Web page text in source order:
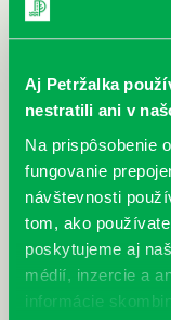
Aj Petržalka
nestratili ani v
Na prispôsobenie
fungovanie
návštevnosti
tom, ako
poskytujeme aj
médií, inzercie a
informácie